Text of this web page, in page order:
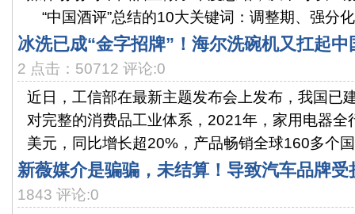
“中国酒评”总结的10大关键词：调整期、强分
冰洗已成“金字招牌”！海尔洗碗机又扛起中
2 点击：50712 评论:0
近日，工信部在最新主题发布会上发布，我国已
对完整的消费品工业体系，2021年，家用电器
美元，同比增长超20%，产品畅销全球160多个
新薇媒介是骗骗，未结算！导致汽车品牌受
1843 评论:0